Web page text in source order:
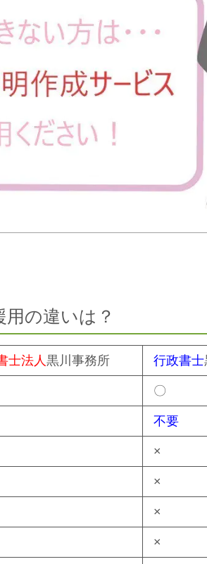
の違いは？
士法人黒川事務所 行政書士
〇
不要
×
×
×
×